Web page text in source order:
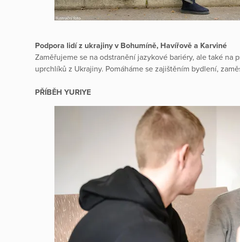
Podpora lidí z ukrajiny v Bohumíně, Havířově a Karviné
Zaměřujeme se na odstranění jazykové bariéry, ale také na
uprchlíků z Ukrajiny. Pomáháme se zajištěním bydlení,
PŘÍBĚH YURIYE